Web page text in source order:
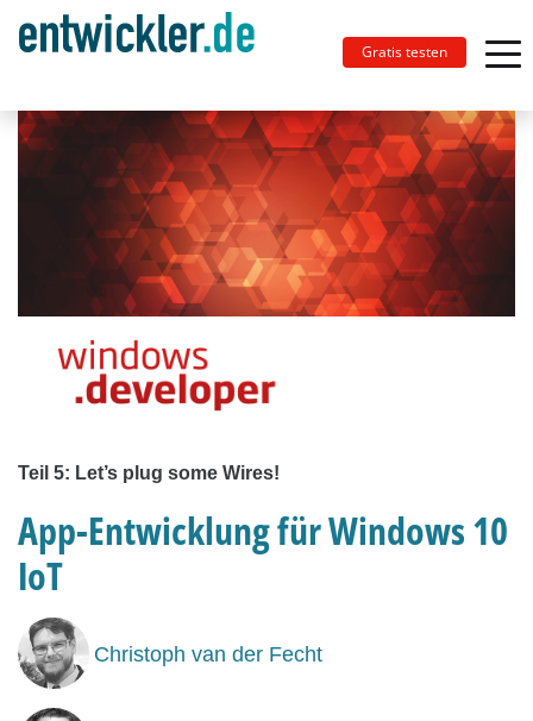
Gratis testen
Teil 5: Let’s plug some Wires!
App-Entwicklung für Windows 10
IoT
Christoph van der Fecht